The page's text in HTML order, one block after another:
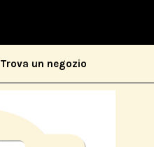
Trova un negozio